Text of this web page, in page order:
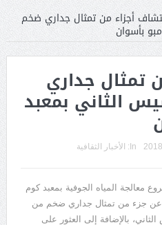
أجزاء من تمثال جداري ضخم
بأسوان
تمثال جداري
الثاني بمعبد
In: الأخبار الثقافية
معالجة المياه الجوفية بمعبد كوم
جزء من تمثال جداري ضخم من
بالإضافة إلى العثور على